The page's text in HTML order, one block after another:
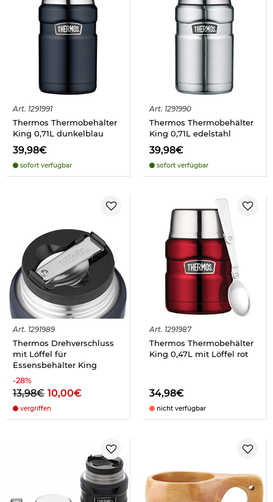
Art. 1291991
Thermos Thermobehälter
King 0,71L dunkelblau
39,98€
sofort verfügbar
Art. 1291990
Thermos Thermobehälter
King 0,71L edelstahl
39,98€
sofort verfügbar
Art. 1291989
Thermos Drehverschluss
mit Löffel für
Essensbehälter King
-28%
13,98€ 10,00€
vergriffen
Art. 1291987
Thermos Thermobehälter
King 0,47L mit Löffel rot
34,98€
nicht verfügbar